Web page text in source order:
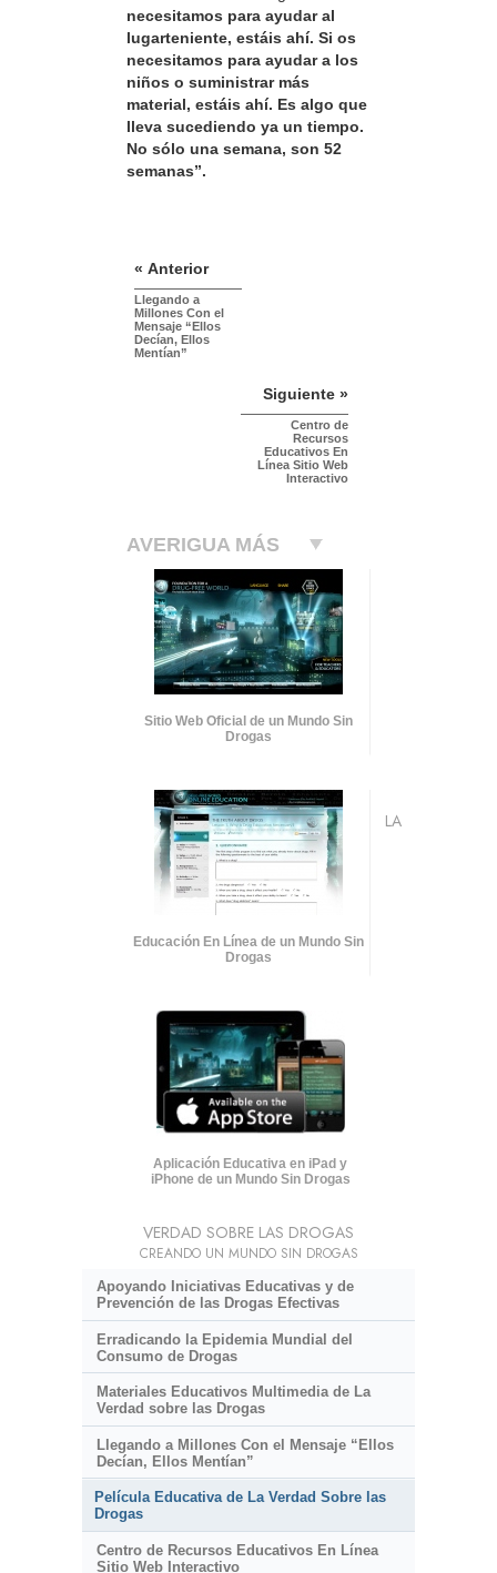
necesitamos para ayudar al
lugarteniente, estáis ahí. Si os
necesitamos para ayudar a los
niños o suministrar más
material, estáis ahí. Es algo que
lleva sucediendo ya un tiempo.
No sólo una semana, son 52
semanas”.
« Anterior
Llegando a
Millones Con el
Mensaje “Ellos
Decían, Ellos
Mentían”
Siguiente »
Centro de
Recursos
Educativos En
Línea Sitio Web
Interactivo
AVERIGUA MÁS
Sitio Web Oficial de un Mundo Sin
Drogas
Educación En Línea de un Mundo Sin
Drogas
Aplicación Educativa en iPad y
iPhone de un Mundo Sin Drogas
LA
VERDAD SOBRE LAS DROGAS
CREANDO UN MUNDO SIN DROGAS
Apoyando Iniciativas Educativas y de
Prevención de las Drogas Efectivas
Erradicando la Epidemia Mundial del
Consumo de Drogas
Materiales Educativos Multimedia de La
Verdad sobre las Drogas
Llegando a Millones Con el Mensaje “Ellos
Decían, Ellos Mentían”
Película Educativa de La Verdad Sobre las
Drogas
Centro de Recursos Educativos En Línea
Sitio Web Interactivo